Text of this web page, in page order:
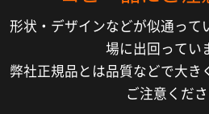
形状・デザインなどが似通って
場に出回ってい
弊社正規品とは品質などで大き
ご注意くださ